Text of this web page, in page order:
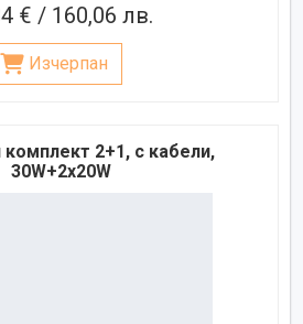
€ / 160,06 лв.
Изчерпан
2+1, с кабели,
30W+2x20W